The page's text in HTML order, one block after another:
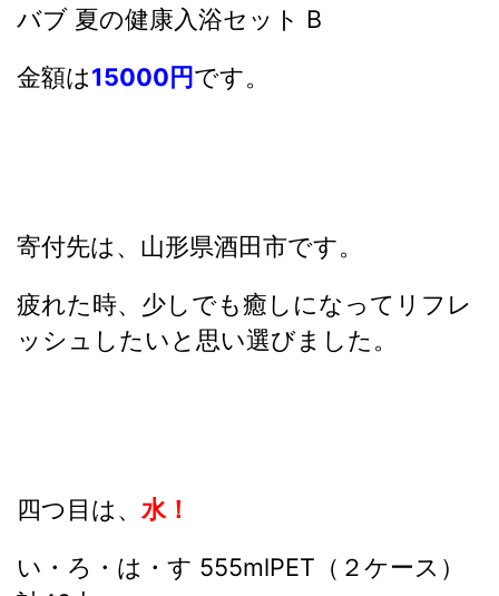
バブ 夏の健康入浴セット B
金額は15000円です。
寄付先は、山形県酒田市です。
疲れた時、少しでも癒しになってリフレ
ッシュしたいと思い選びました。
四つ目は、 水！
い・ろ・は・す 555mlPET（２ケース）